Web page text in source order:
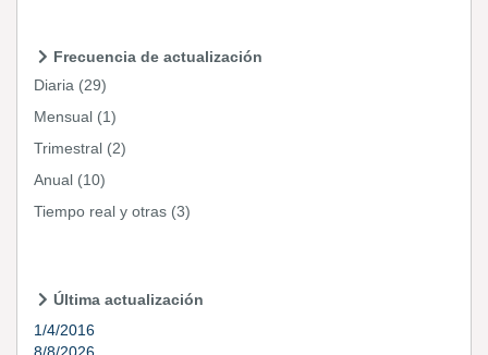
Frecuencia de actualización
Diaria (29)
Mensual (1)
Trimestral (2)
Anual (10)
Tiempo real y otras (3)
Última actualización
1/4/2016